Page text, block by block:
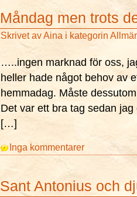
Måndag men trots
Skrivet avAina i kategorin
…..ingen marknad för oss,
heller hade något behov av
hemmadag. Måste
Det var ett bra tag sedan
[…]
Inga kommentarer
Sant Antonius och